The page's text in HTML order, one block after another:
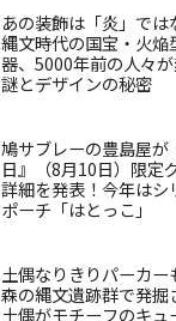
あの装飾は「炎」では
縄文時代の国宝・火焔
器、5000年前の人々
謎とデザインの秘密
鳩サブレーの豊島屋が
日』（8月10日）限定
詳細を発表！今年はシ
ポーチ「はとっこ」
土偶なりきりパーカー
森の縄文遺跡群で発掘
土偶がモチーフのキュ